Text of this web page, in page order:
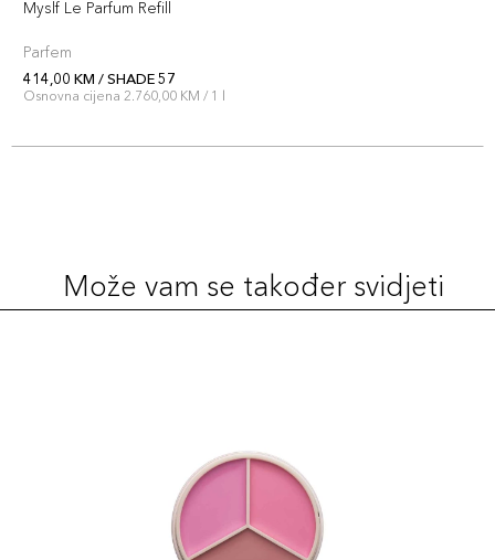
Myslf Le Parfum Refill
Parfem
414,00 KM / SHADE 57
Osnovna cijena 2.760,00 KM / 1 l
Može vam se također svidjeti